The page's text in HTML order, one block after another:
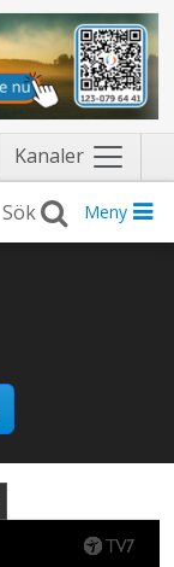
Kanaler Näytä
valikko
Meny